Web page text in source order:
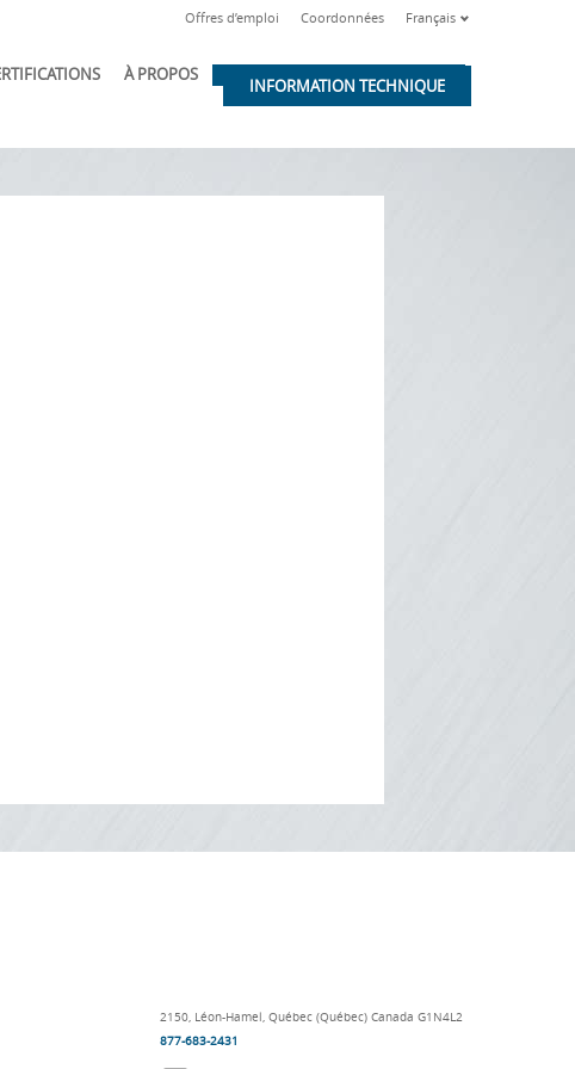
Offres d’emploi Coordonnées Français
À PROPOS
INFORMATION TECHNIQUE
2150, Léon-Hamel, Québec (Québec) Canada G1N4L2
877-683-2431